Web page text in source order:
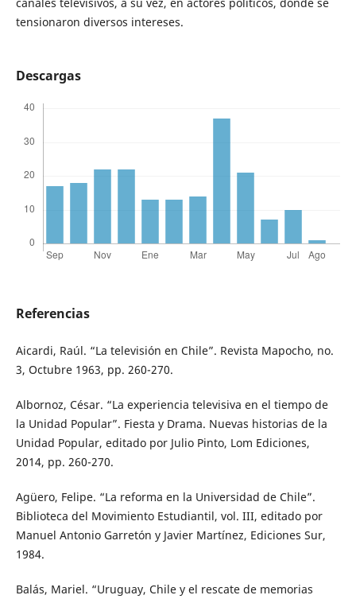
tensionaron diversos intereses.
Descargas
Referencias
Aicardi, Raúl. “La televisión en Chile”. Revista Mapocho, no.
3, Octubre 1963, pp. 260-270.
Albornoz, César. “La experiencia televisiva en el tiempo de
la Unidad Popular”. Fiesta y Drama. Nuevas historias de la
Unidad Popular, editado por Julio Pinto, Lom Ediciones,
2014, pp. 260-270.
Agüero, Felipe. “La reforma en la Universidad de Chile”.
Biblioteca del Movimiento Estudiantil, vol. III, editado por
Manuel Antonio Garretón y Javier Martínez, Ediciones Sur,
1984.
Balás, Mariel. “Uruguay, Chile y el rescate de memorias